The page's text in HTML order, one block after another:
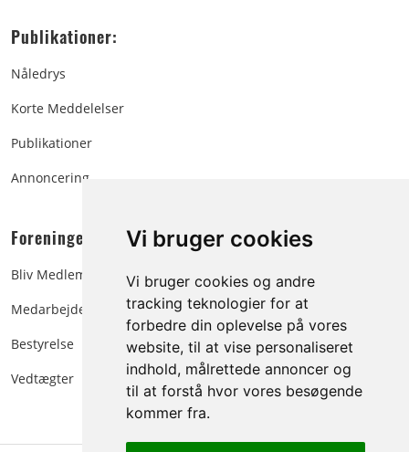
Vi bruger cookies
Vi bruger cookies og andre
tracking teknologier for at
forbedre din oplevelse på vores
website, til at vise personaliseret
indhold, målrettede annoncer og
til at forstå hvor vores besøgende
kommer fra.
Publikationer:
Nåledrys
Korte Meddelelser
Publikationer
Annoncering
Foreningen:
Bliv Medlem
Medarbejdere
Bestyrelse
Vedtægter